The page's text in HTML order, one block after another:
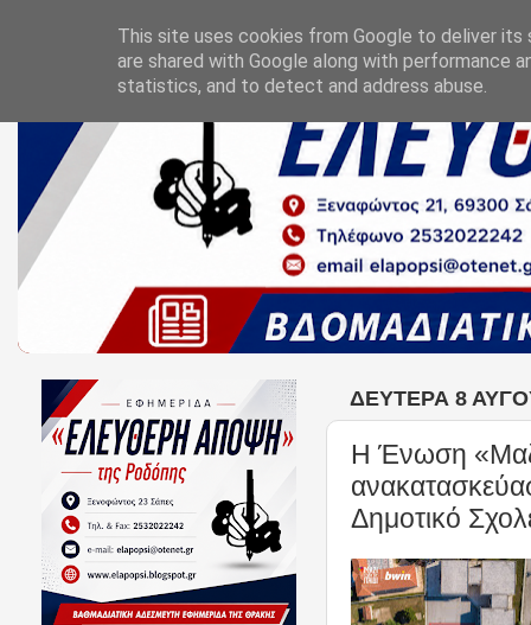
ΔΕΥΤΈΡΑ 8
H Ένωση
Δημοτικό
This site uses cookies from Google to deliver its
are shared with Google along with performance
statistics, and to detect and address abuse.